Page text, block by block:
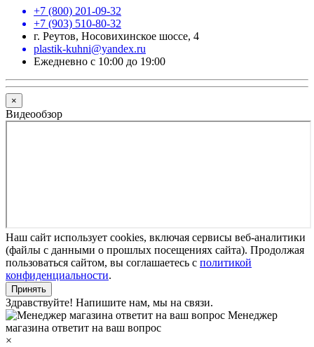
+7 (800) 201-09-32
+7 (903) 510-80-32
г. Реутов, Носовихинское шоссе, 4
plastik-kuhni@yandex.ru
Ежедневно с 10:00 до 19:00
×
Видеообзор
Наш сайт использует cookies, включая сервисы веб-аналитики
(файлы с данными о прошлых посещениях сайта). Продолжая
пользоваться сайтом, вы соглашаетесь с политикой
конфиденциальности.
Принять
Здравствуйте! Напишите нам, мы на связи.
Менеджер
магазина ответит на ваш вопрос
×